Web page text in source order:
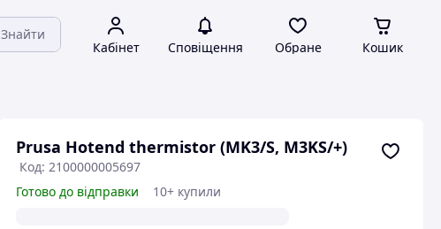
Знайти
Кабінет Сповіщення Обране Кошик
Prusa Hotend thermistor (MK3/S, M3KS/+)
Код: 2100000005697
Готово до відправки
10+ купили